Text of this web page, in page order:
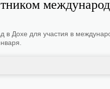
Дохе для участия в